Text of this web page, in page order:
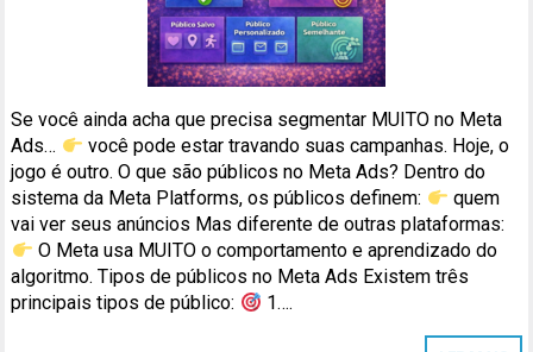
Se você ainda acha que precisa segmentar MUITO no Meta
Ads…
você pode estar travando suas campanhas. Hoje, o
jogo é outro. O que são públicos no Meta Ads? Dentro do
sistema da Meta Platforms, os públicos definem:
quem
vai ver seus anúncios Mas diferente de outras plataformas:
O Meta usa MUITO o comportamento e aprendizado do
algoritmo. Tipos de públicos no Meta Ads Existem três
principais tipos de público:
1….